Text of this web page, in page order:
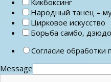
Народный танец –
Цирковое искусство
Борьба самбо, дзюдо
Согласие
Message